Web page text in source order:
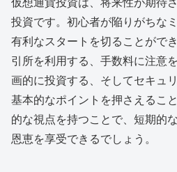
仮想通貨投資は、将来性が期待
投資です。初心者が陥りがちな
有利なスタートを切ることがで
引所を利用する、手数料に注意
画的に投資する、そしてセキュ
基本的なポイントを押さえるこ
的な視点を持つことで、短期的
恩恵を享受できるでしょう。